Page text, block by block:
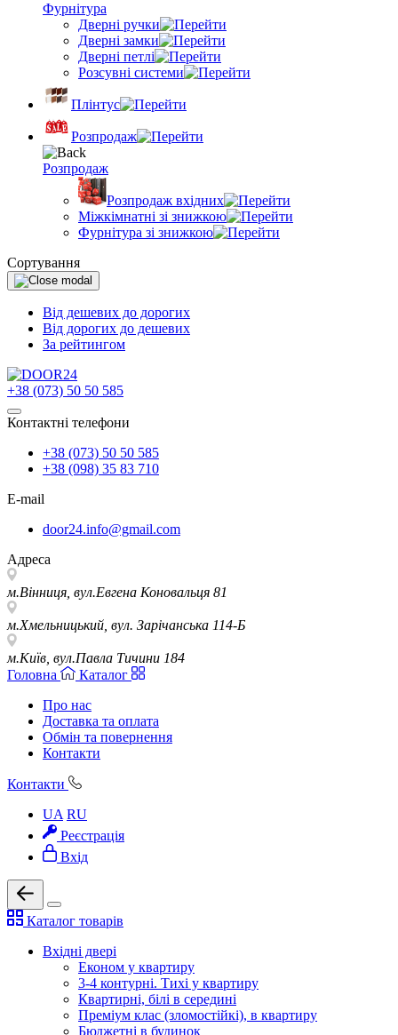
Фурнітура
Дверні ручки
Дверні замки
Дверні петлі
Розсувні системи
Плінтус
Розпродаж
Розпродаж
Розпродаж вхідних
Міжкімнатні зі знижкою
Фурнітура зі знижкою
Сортування
Від дешевих до дорогих
Від дорогих до дешевих
За рейтингом
+38 (073) 50 50 585
Контактні телефони
+38 (073) 50 50 585
+38 (098) 35 83 710
E-mail
door24.info@gmail.com
Адреса
м.Вінниця, вул.Евгена Коновальця 81
м.Хмельницький, вул. Зарічанська 114-Б
м.Київ, вул.Павла Тичини 184
Головна
Каталог
Про нас
Доставка та оплата
Обмін та повернення
Контакти
Контакти
UA RU
Реєстрація
Вхід
Каталог товарів
Вхідні двері
Економ у квартиру
3-4 контурні. Тихі у квартиру
Квартирні, білі в середині
Преміум клас (зломостійкі), в квартиру
Бюджетні в будинок